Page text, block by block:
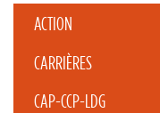
ACTION
CARRIÈRES
CAP-CCP-LDG